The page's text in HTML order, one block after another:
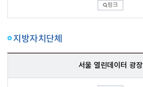
링크
지방자치단체
서울 열린데이터 광장